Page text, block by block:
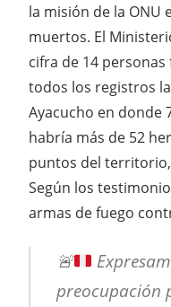
la misión de la ONU
muertos. El
cifra de 14
todos los registros
Ayacucho en donde
habría más de 52
puntos del territorio,
Según los
armas de fuego
🚨
preocupación